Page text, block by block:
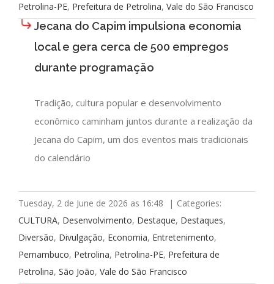
Petrolina-PE, Prefeitura de Petrolina, Vale do São Francisco
Jecana do Capim impulsiona economia
local e gera cerca de 500 empregos
durante programação
Tradição, cultura popular e desenvolvimento
econômico caminham juntos durante a realização da
Jecana do Capim, um dos eventos mais tradicionais
do calendário
Tuesday, 2 de June de 2026 as 16:48 | Categories:
CULTURA, Desenvolvimento, Destaque, Destaques,
Diversão, Divulgação, Economia, Entretenimento,
Pernambuco, Petrolina, Petrolina-PE, Prefeitura de
Petrolina, São João, Vale do São Francisco